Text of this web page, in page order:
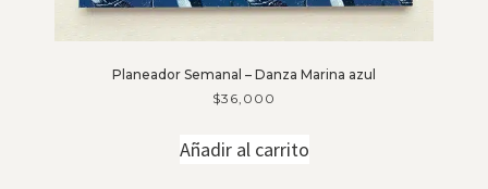
Planeador Semanal – Danza Marina azul
$36,000
Añadir al carrito